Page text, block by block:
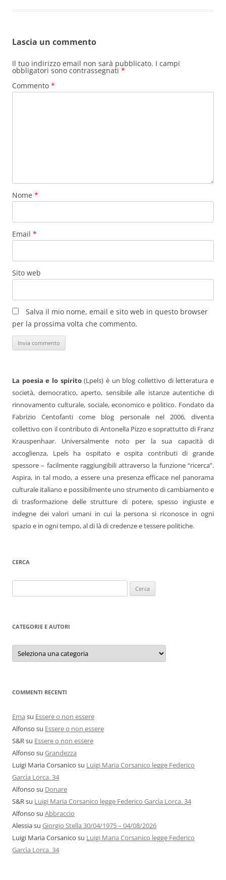
Lascia un commento
Il tuo indirizzo email non sarà pubblicato. I campi
obbligatori sono contrassegnati *
Commento *
Nome *
Email *
Sito web
Salva il mio nome, email e sito web in questo browser
per la prossima volta che commento.
La poesia e lo spirito(Lpels) è un blog collettivo di letteratura e
società, democratico, aperto, sensibile alle istanze autentiche di
rinnovamento culturale, sociale, economico e politico. Fondato da
Fabrizio Centofanti come blog personale nel 2006, diventa
collettivo con il contributo di Antonella Pizzo e soprattutto di Franz
Krauspenhaar. Universalmente noto per la sua capacità di
accoglienza, Lpels ha ospitato e ospita contributi di grande
spessore – facilmente raggiungibili attraverso la funzione “ricerca”.
Aspira, in tal modo, a essere una presenza efficace nel panorama
culturale italiano e possibilmente uno strumento di cambiamento e
di trasformazione delle strutture di potere, spesso ingiuste e
indegne dei valori umani in cui la persona si riconosce in ogni
spazio e in ogni tempo, al di là di credenze e tessere politiche.
CERCA
per:
CATEGORIE E AUTORI
Categorie
autori
COMMENTI RECENTI
Ema su Essere o non essere
Alfonso su Essere o non essere
S&Rsu Essere o non essere
Alfonso su Grandezza
Luigi Maria Corsanico su Luigi Maria Corsanico legge Federico
Garcìa Lorca. 34
Alfonso su Donare
S&Rsu Luigi Maria Corsanico legge Federico Garcìa Lorca. 34
Alfonso su Abbraccio
Alessiasu Giorgio Stella 30/04/1975 – 04/08/2026
Luigi Maria Corsanico su Luigi Maria Corsanico legge Federico
Garcìa Lorca. 34